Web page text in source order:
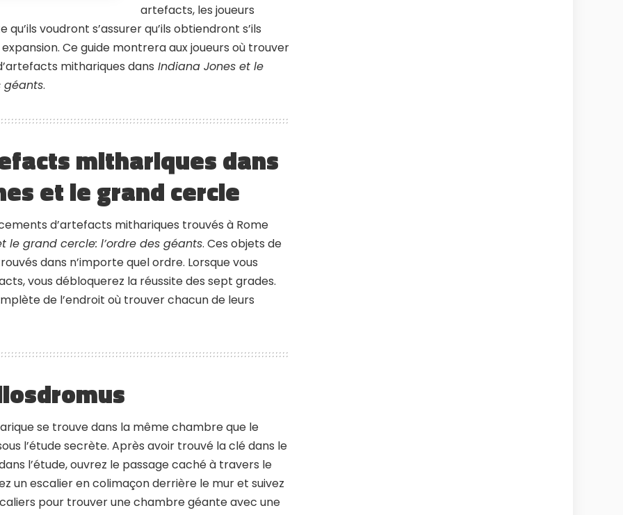
artefacts, les joueurs
voudront s’assurer qu’ils obtiendront s’ils
Ce guide montrera aux joueurs où trouver
mithariques dans Indiana Jones et le
géants.
mithariques dans
et le grand cercle
d’artefacts mithariques trouvés à Rome
le grand cercle: l’ordre des géants. Ces objets de
dans n’importe quel ordre. Lorsque vous
vous débloquerez la réussite des sept grades.
de l’endroit où trouver chacun de leurs
se trouve dans la même chambre que le
l’étude secrète. Après avoir trouvé la clé dans le
l’étude, ouvrez le passage caché à travers le
un escalier en colimaçon derrière le mur et suivez
pour trouver une chambre géante avec une